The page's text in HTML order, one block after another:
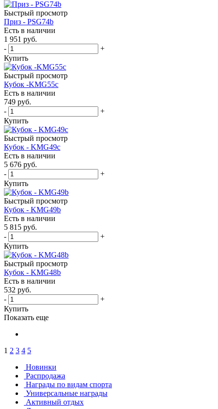
Быстрый просмотр
Приз - PSG74b
Есть в наличии
1 951 руб.
-
+
Купить
Быстрый просмотр
Кубок -KMG55c
Есть в наличии
749 руб.
-
+
Купить
Быстрый просмотр
Кубок - KMG49c
Есть в наличии
5 676 руб.
-
+
Купить
Быстрый просмотр
Кубок - KMG49b
Есть в наличии
5 815 руб.
-
+
Купить
Быстрый просмотр
Кубок - KMG48b
Есть в наличии
532 руб.
-
+
Купить
Показать еще
1 2 3 4 5
Новинки
Распродажа
Награды по видам спорта
Универсальные награды
Активный отдых